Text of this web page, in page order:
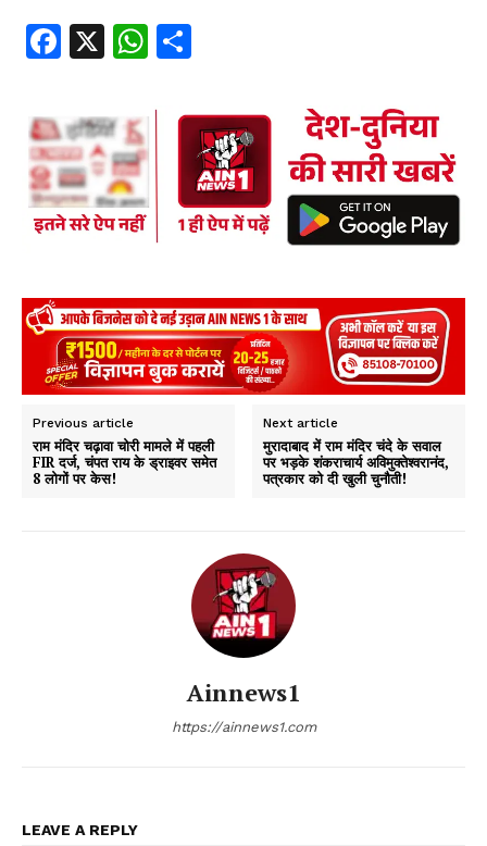
Fa
ce
b
oo
k
X W
ha
ts
A
p
p
re
Previous article
राम मंदिर चढ़ावा चोरी मामले में पहली
FIR दर्ज, चंपत राय के ड्राइवर समेत
8 लोगों पर केस!
Next article
मुरादाबाद में राम मंदिर चंदे के सवाल
पर भड़के शंकराचार्य अविमुक्तेश्वरानंद,
पत्रकार को दी खुली चुनौती!
Ainnews1
https://ainnews1.com
LEAVE A REPLY